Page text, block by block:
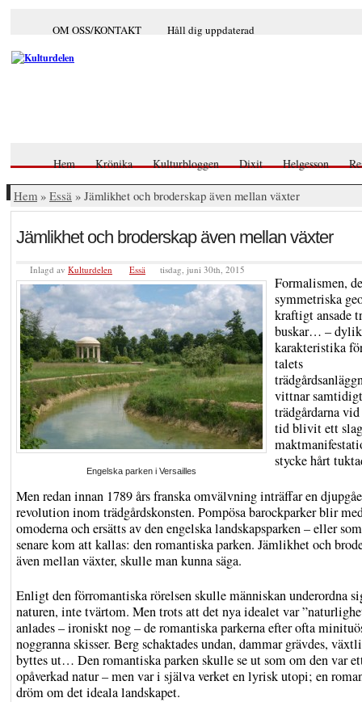
OM OSS/KONTAKT Håll dig uppdaterad
Hem Krönika Kulturbloggen Dixit Helgesson
Hem » Essä » Jämlikhet och broderskap även mellan växter
Jämlikhet och broderskap även mellan växter
Inlagd av Kulturdelen Essä tisdag, juni 30th, 2015
Engelska parken i Versailles
Formalismen,
symmetriska
kraftigt ansade
buskar… –
karakteristika
talets
vittnar
trädgårdarna
tid blivit ett
stycke hårt
Men redan innan 1789 års franska omvälvning inträffar en
revolution inom trädgårdskonsten. Pompösa barockparker blir
omoderna och ersätts av den engelska landskapsparken – eller
senare kom att kallas: den romantiska parken. Jämlikhet och
även mellan växter, skulle man kunna säga.
Enligt den förromantiska rörelsen skulle människan underordna
naturen, inte tvärtom. Men trots att det nya idealet var
anlades – ironiskt nog – de romantiska parkerna efter ofta
noggranna skisser. Berg schaktades undan, dammar grävdes,
byttes ut… Den romantiska parken skulle se ut som om den var
opåverkad natur – men var i själva verket en lyrisk utopi; en
dröm om det ideala landskapet.